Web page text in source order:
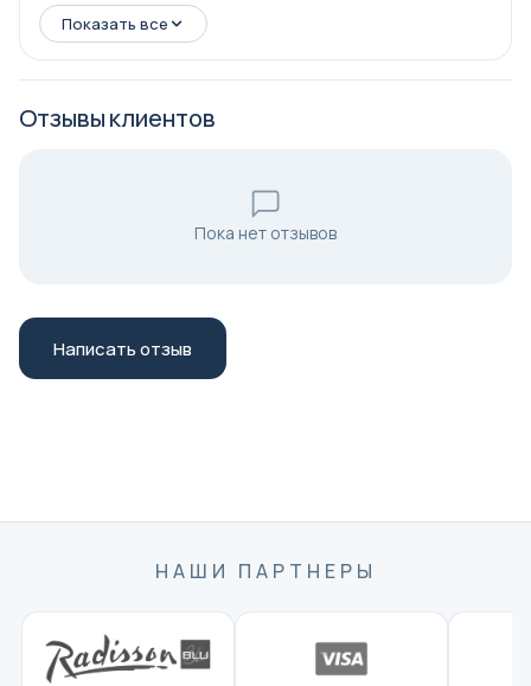
Показать все
Отзывы клиентов
Пока нет отзывов
Написать отзыв
НАШИ ПАРТНЕРЫ